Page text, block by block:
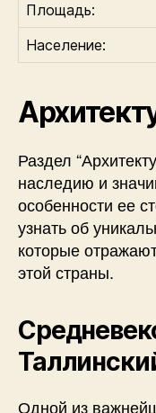
Площадь:
Население:
Раздел
наследию и
особенности ее
узнать об
которые
этой страны.
Одной из